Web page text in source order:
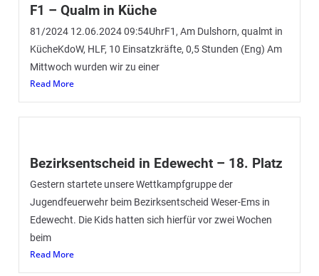
F1 – Qualm in Küche
81/2024 12.06.2024 09:54UhrF1, Am Dulshorn, qualmt in
KücheKdoW, HLF, 10 Einsatzkräfte, 0,5 Stunden (Eng) Am
Mittwoch wurden wir zu einer
Read More
Bezirksentscheid in Edewecht – 18. Platz
Gestern startete unsere Wettkampfgruppe der
Jugendfeuerwehr beim Bezirksentscheid Weser-Ems in
Edewecht. Die Kids hatten sich hierfür vor zwei Wochen
beim
Read More